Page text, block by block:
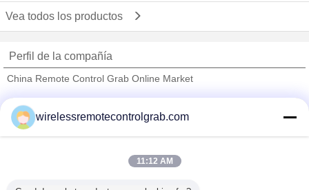
Vea todos los productos
Perfil de la compañía
China Remote Control Grab Online Market
Trust Seal
Verified Suplier
wirelessremotecontrolgrab.com
11:12 AM